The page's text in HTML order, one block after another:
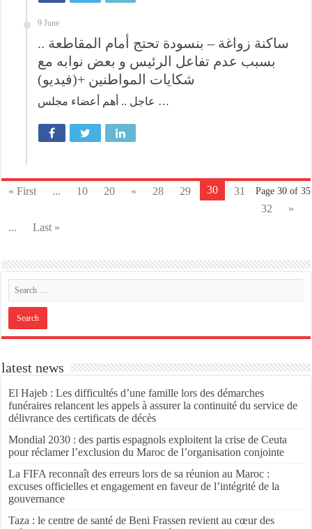
9 June
ساكنة زواغة – بنسودة تحتج أمام المقاطعة ..
بسبب عدم تفاعل الرئيس و بعض نوابه مع
شكايات المواطنين +(فيديو)
عاجل .. أهم أعضاء مجلس …
Page 30 of 35
« First ... 10 20 « 28 29 30
31
32
»
...
Last »
latest news
El Hajeb : Les difficultés d’une famille lors des démarches
funéraires relancent les appels à assurer la continuité du service de
délivrance des certificats de décès
Mondial 2030 : des partis espagnols exploitent la crise de Ceuta
pour réclamer l’exclusion du Maroc de l’organisation conjointe
La FIFA reconnaît des erreurs lors de sa réunion au Maroc :
excuses officielles et engagement en faveur de l’intégrité de la
gouvernance
Taza : le centre de santé de Beni Frassen revient au cœur des